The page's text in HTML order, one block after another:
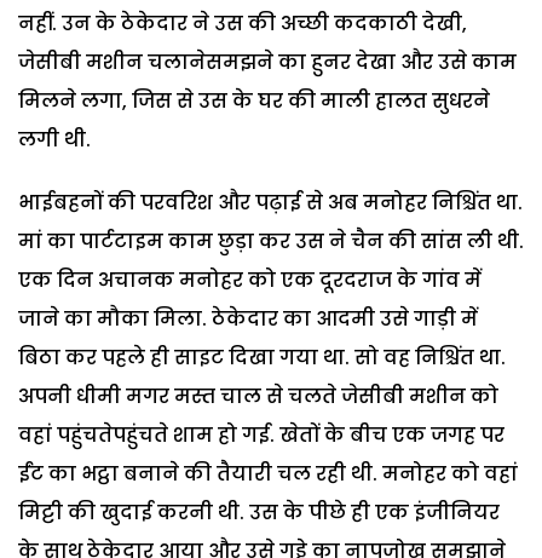
नहीं. उन के ठेकेदार ने उस की अच्छी कदकाठी देखी,
जेसीबी मशीन चलानेसमझने का हुनर देखा और उसे काम
मिलने लगा, जिस से उस के घर की माली हालत सुधरने
लगी थी.
भाईबहनों की परवरिश और पढ़ाई से अब मनोहर निश्चिंत था.
मां का पार्टटाइम काम छुड़ा कर उस ने चैन की सांस ली थी.
एक दिन अचानक मनोहर को एक दूरदराज के गांव में
जाने का मौका मिला. ठेकेदार का आदमी उसे गाड़ी में
बिठा कर पहले ही साइट दिखा गया था. सो वह निश्चिंत था.
अपनी धीमी मगर मस्त चाल से चलते जेसीबी मशीन को
वहां पहुंचतेपहुंचते शाम हो गई. खेतों के बीच एक जगह पर
ईंट का भट्ठा बनाने की तैयारी चल रही थी. मनोहर को वहां
मिट्टी की खुदाई करनी थी. उस के पीछे ही एक इंजीनियर
के साथ ठेकेदार आया और उसे गड्ढे का नापजोख समझाने